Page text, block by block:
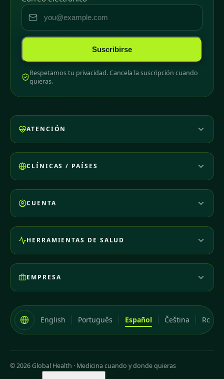
Suscribirse
Respetamos tu privacidad. Cancela la suscripción cuando
quieras.
ATENCIÓN
CLÍNICAS / PAÍSES
CUENTA
HERRAMIENTAS DE SALUD
EMPRESA
English Português Español Čeština
© 2026 Global Health · Medicina cuando y donde quieras